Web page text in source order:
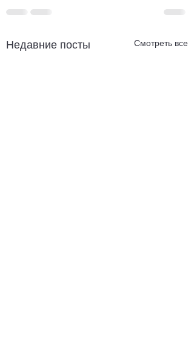
Недавние посты Смотреть все